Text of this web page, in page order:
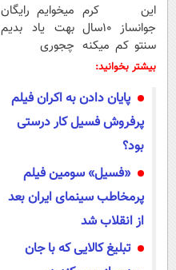
این کرم
جوانساز 10سال
سنتو کم میکنه
(با تخفیف ویژه)
میخوایم رایگان
بهت یاد بدیم
چجوری
مجانیه
بیشتر بخوانید:
پایان دادن به اکران فیلم
پرفروش فسیل کار درستی
بود؟
«فسیل» سومین فیلم
پرمخاطب سینمای ایران بعد
از انقلاب شد
تبلیغ کالایی که با جان